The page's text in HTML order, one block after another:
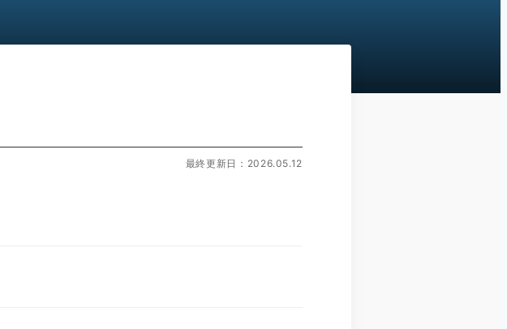
最終更新日：2026.05.12